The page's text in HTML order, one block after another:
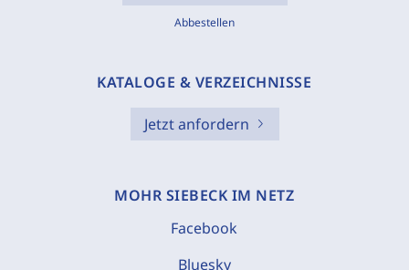
Abbestellen
KATALOGE & VERZEICHNISSE
Jetzt anfordern
MOHR SIEBECK IM NETZ
Facebook
Bluesky